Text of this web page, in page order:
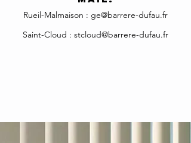
Rueil-Malmaison : ge@barrere-dufau.fr
Saint-Cloud : stcloud@barrere-dufau.fr